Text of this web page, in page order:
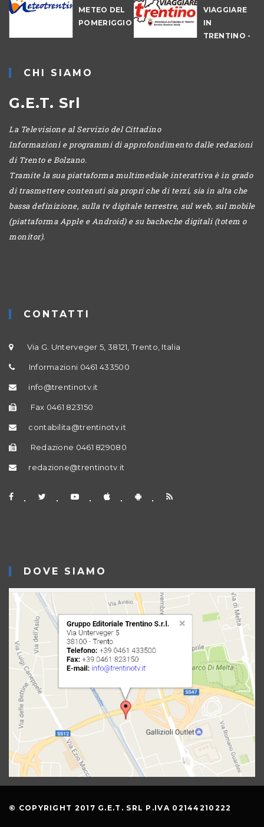
METEO DEL
POMERIGGIO
VIAGGIARE
IN
TRENTINO -
CHI SIAMO
G.E.T. Srl
La Televisione al Servizio del Cittadino
Informazioni e programmi di approfondimento dalle redazioni
di Trento e Bolzano.
Tramite la sua piattaforma multimediale interattiva è in grado
di trasmettere contenuti sia propri che di terzi, sia in alta che
bassa definizione, sulla tv digitale terrestre, sul web, sul mobile
(piattaforma Apple e Android) e su bacheche digitali (totem o
monitor).
CONTATTI
Via G. Unterveger 5, 38121, Trento, Italia
Informazioni 0461 433500
info@trentinotv.it
Fax 0461 823150
contabilita@trentinotv.it
Redazione 0461 829080
redazione@trentinotv.it
DOVE SIAMO
© COPYRIGHT 2017 G.E.T. SRL P.IVA 02144210222